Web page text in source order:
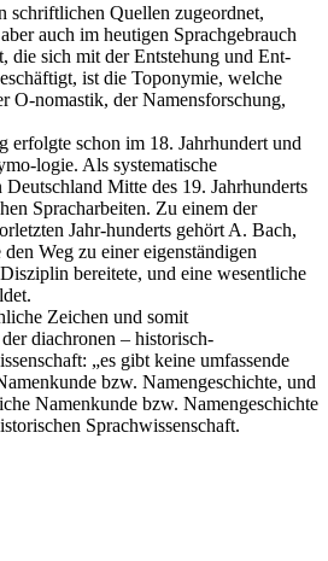
schriftlichen Quellen zugeordnet,
auch im heutigen Sprachgebrauch
die sich mit der Entstehung und Ent-
ist die Toponymie, welche
O-nomastik, der Namensforschung,
erfolgte schon im 18. Jahrhundert und
logie. Als systematische
Mitte des 19. Jahrhunderts
Spracharbeiten. Zu einem der
Jahr-hunderts gehört A. Bach,
Weg zu einer eigenständigen
bereitete, und eine wesentliche
Zeichen und somit
diachronen – historisch-
„es gibt keine umfassende
bzw. Namengeschichte, und
Namenkunde bzw. Namengeschichte
Sprachwissenschaft.